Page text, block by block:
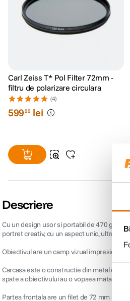
Carl Zeiss T* Pol Filter 72mm -
filtru de polarizare circulara
(4)
59999 lei
Descriere
Cu un design usor si portabil de 470
portret creativ, cu un aspect unic, ultra-
Obiectivul are un camp vizual
Carcasa este o constructie din metal care
spate a obiectivului au o vopsea mata
Partea frontala are un filet de 72 mm si